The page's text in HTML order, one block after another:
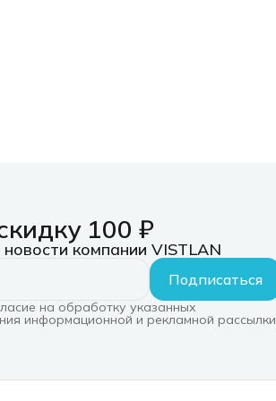
100 ₽
компании VISTLAN
Подписаться
на обработку указанных
информационной и рекламной рассылки